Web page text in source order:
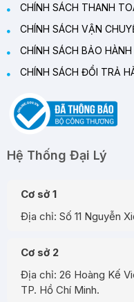
CHÍNH SÁCH THANH
CHÍNH SÁCH VẬN
CHÍNH SÁCH BẢO HÀNH
CHÍNH SÁCH ĐỔI TRẢ
Hệ Thống Đại Lý
Cơ sở 1
Địa chỉ: Số 11 Nguyễn
Cơ sở 2
Địa chỉ: 26 Hoàng Kế
TP. Hồ Chí Minh.